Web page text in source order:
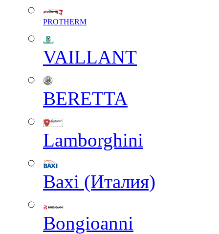
PROTHERM
VAILLANT
BERETTA
Lamborghini
Baxi (Италия)
Вongioanni